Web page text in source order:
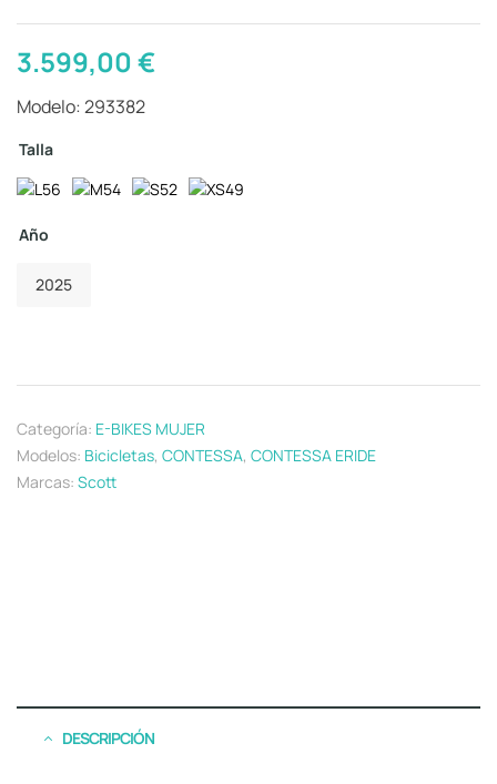
3.599,00€
Modelo: 293382
Talla
Año
2025
Categoría: E-BIKES MUJER
Modelos: Bicicletas, CONTESSA, CONTESSA ERIDE
Marcas: Scott
DESCRIPCIÓN